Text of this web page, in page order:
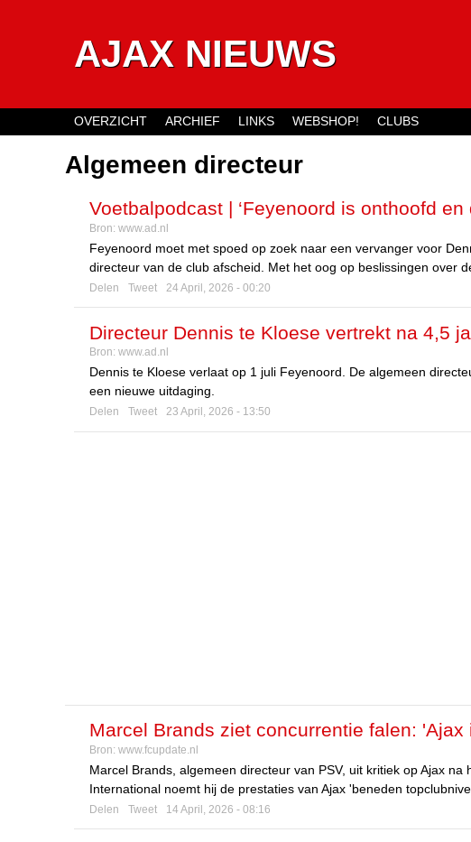
AJAX NIEUWS
Algemeen directeur
Voetbalpodcast | ‘Feyenoord is onthoofd
Bron: www.ad.nl
Feyenoord moet met spoed op zoek naar een vervanger voor
directeur van de club afscheid. Met het oog op beslissingen over
Delen Tweet 24 April, 2026 - 00:20
Directeur Dennis te Kloese vertrekt na 4,5
Bron: www.ad.nl
Dennis te Kloese verlaat op 1 juli Feyenoord. De algemeen
een nieuwe uitdaging.
Delen Tweet 23 April, 2026 - 13:50
Marcel Brands ziet concurrentie falen:
Bron: www.fcupdate.nl
Marcel Brands, algemeen directeur van PSV, uit kritiek op Ajax
International noemt hij de prestaties van Ajax 'beneden
Delen Tweet 14 April, 2026 - 08:16
OVERZICHT ARCHIEF LINKS WEBSHOP! CLUBS